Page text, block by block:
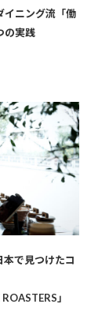
イニング流「働
の実践
本で見つけたコ
」